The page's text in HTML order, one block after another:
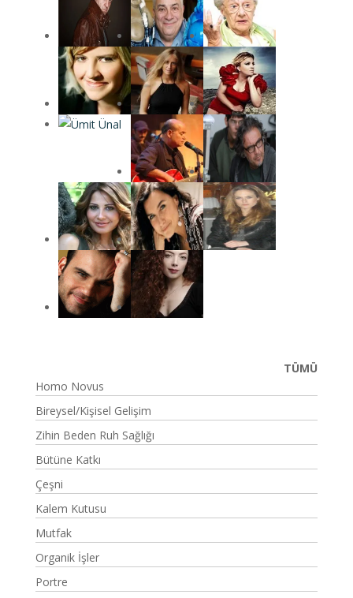
TÜMÜ
Homo Novus
Bireysel/Kişisel Gelişim
Zihin Beden Ruh Sağlığı
Bütüne Katkı
Çeşni
Kalem Kutusu
Mutfak
Organik İşler
Portre